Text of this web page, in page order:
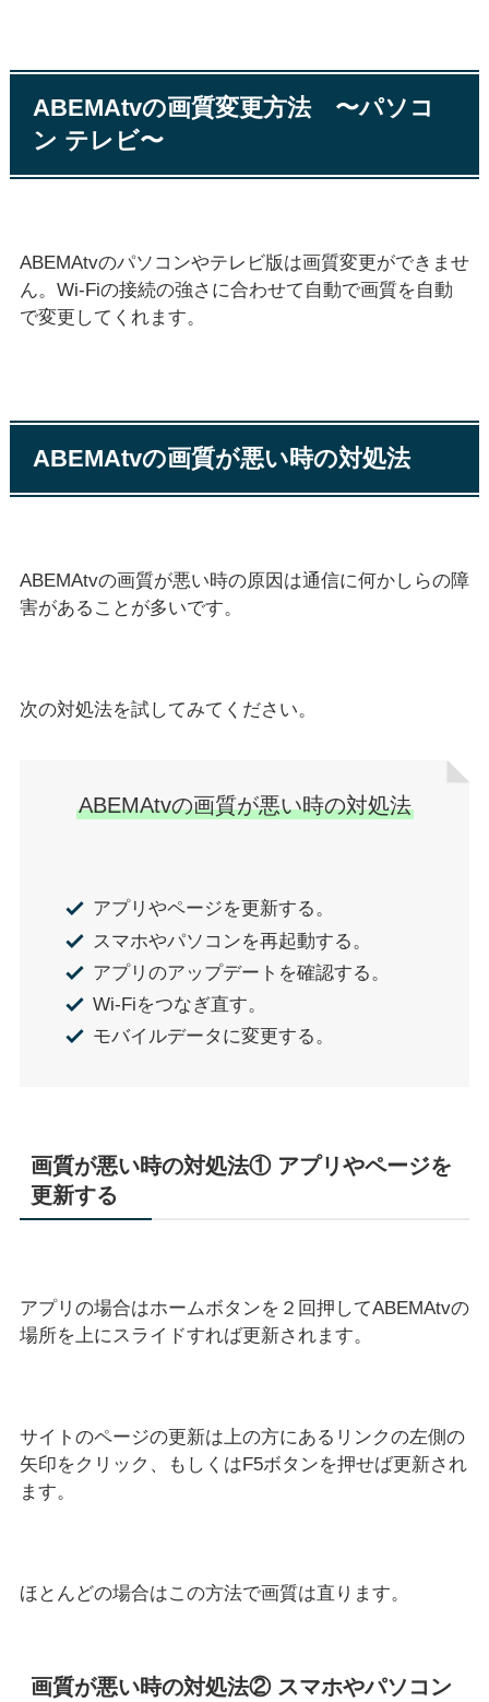
ABEMAtvの画質変更方法 〜パソコ
ン テレビ〜
ABEMAtvのパソコンやテレビ版は画質変更ができませ
ん。Wi-Fiの接続の強さに合わせて自動で画質を自動
で変更してくれます。
ABEMAtvの画質が悪い時の対処法
ABEMAtvの画質が悪い時の原因は通信に何かしらの障
害があることが多いです。
次の対処法を試してみてください。
ABEMAtvの画質が悪い時の対処法
アプリやページを更新する。
スマホやパソコンを再起動する。
アプリのアップデートを確認する。
Wi-Fiをつなぎ直す。
モバイルデータに変更する。
画質が悪い時の対処法① アプリやページを
更新する
アプリの場合はホームボタンを２回押してABEMAtvの
場所を上にスライドすれば更新されます。
サイトのページの更新は上の方にあるリンクの左側の
矢印をクリック、もしくはF5ボタンを押せば更新され
ます。
ほとんどの場合はこの方法で画質は直ります。
画質が悪い時の対処法② スマホやパソコン